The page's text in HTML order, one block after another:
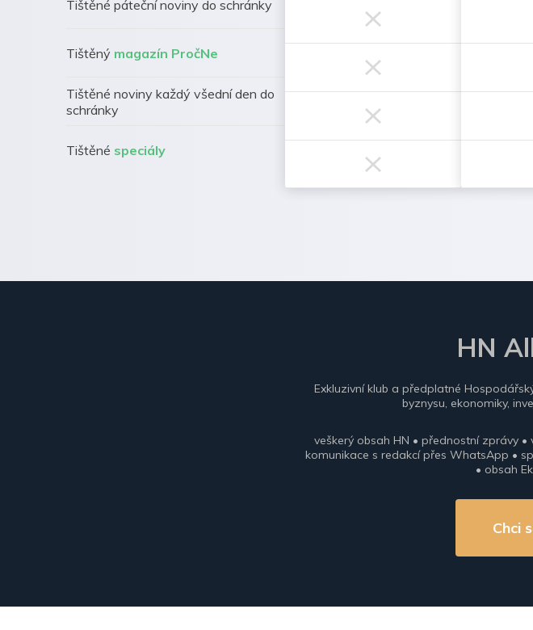
Tištěné páteční noviny do schránky
Tištěný magazín PročNe
Tištěné noviny každý všední den do
schránky
Tištěné speciály
HN
Exkluzivní klub a předplatné
byznysu, ekonomiky,
veškerý obsah HN • přednostní zprávy
komunikace s redakcí přes WhatsApp •
• obsah
Chci